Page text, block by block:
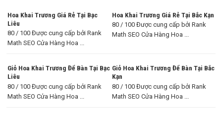
Hoa Khai Trương Giá Rẻ Tại Bạc
Liêu
80 / 100 Được cung cấp bởi Rank
Math SEO Cửa Hàng Hoa ...
Hoa Khai Trương Giá Rẻ Tại Bắc Kạn
80 / 100 Được cung cấp bởi Rank
Math SEO Cửa Hàng Hoa ...
Giỏ Hoa Khai Trương Để Bàn Tại Bạc
Liêu
80 / 100 Được cung cấp bởi Rank
Math SEO Cửa Hàng Hoa ...
Giỏ Hoa Khai Trương Để Bàn Tại Bắc
Kạn
80 / 100 Được cung cấp bởi Rank
Math SEO Cửa Hàng Hoa ...